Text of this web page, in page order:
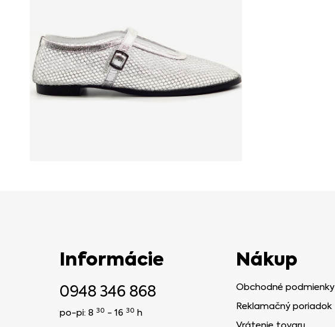
Informácie
0948 346 868
po-pi: 8 30 - 16 30 h
Nákup
Obchodné podmienky
Reklamačný poriadok